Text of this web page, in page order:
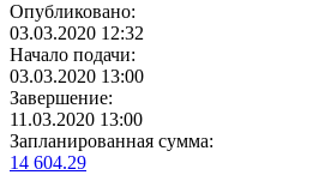
Опубликовано:
03.03.2020 12:32
Начало подачи:
03.03.2020 13:00
Завершение:
11.03.2020 13:00
Запланированная сумма:
14 604.29